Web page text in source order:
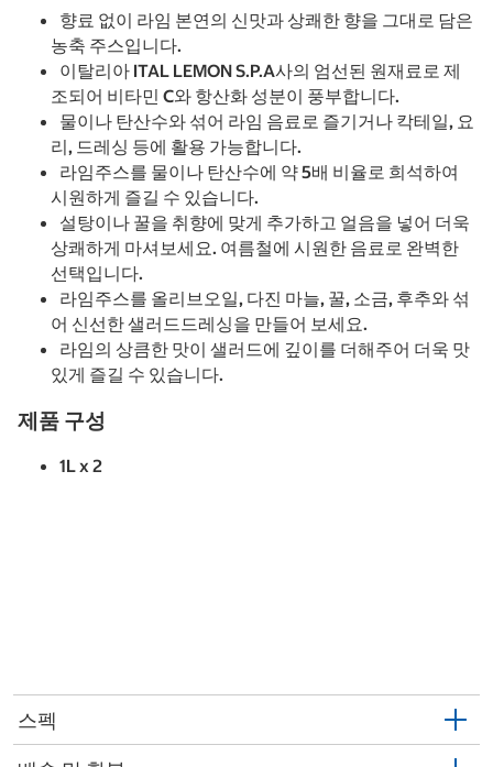
향료 없이 라임 본연의 신맛과 상쾌한 향을 그대로 담은
농축 주스입니다.
이탈리아 ITAL LEMON S.P.A사의 엄선된 원재료로 제
조되어 비타민 C와 항산화 성분이 풍부합니다.
물이나 탄산수와 섞어 라임 음료로 즐기거나 칵테일, 요
리, 드레싱 등에 활용 가능합니다.
라임주스를 물이나 탄산수에 약 5배 비율로 희석하여
시원하게 즐길 수 있습니다.
설탕이나 꿀을 취향에 맞게 추가하고 얼음을 넣어 더욱
상쾌하게 마셔보세요. 여름철에 시원한 음료로 완벽한
선택입니다.
라임주스를 올리브오일, 다진 마늘, 꿀, 소금, 후추와 섞
어 신선한 샐러드드레싱을 만들어 보세요.
라임의 상큼한 맛이 샐러드에 깊이를 더해주어 더욱 맛
있게 즐길 수 있습니다.
제품 구성
1L x 2
스펙